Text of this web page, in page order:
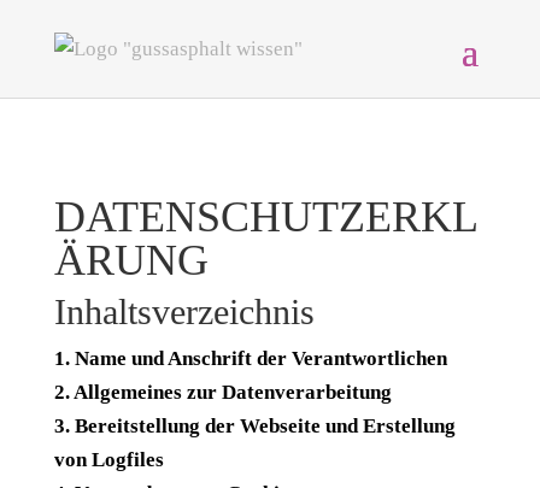
DATENSCHUTZERKL
ÄRUNG
Inhaltsverzeichnis
1. Name und Anschrift der Verantwortlichen
2. Allgemeines zur Datenverarbeitung
3. Bereitstellung der Webseite und Erstellung
von Logfiles